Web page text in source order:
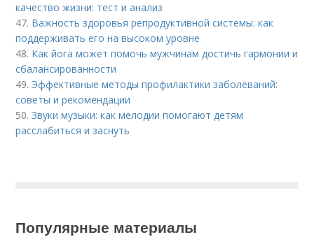
качество жизни: тест и анализ
47. Важность здоровья репродуктивной системы: как
поддерживать его на высоком уровне
48. Как йога может помочь мужчинам достичь гармонии и
сбалансированности
49. Эффективные методы профилактики заболеваний:
советы и рекомендации
50.Звуки музыки: как мелодии помогают детям
расслабиться и заснуть
Популярные материалы